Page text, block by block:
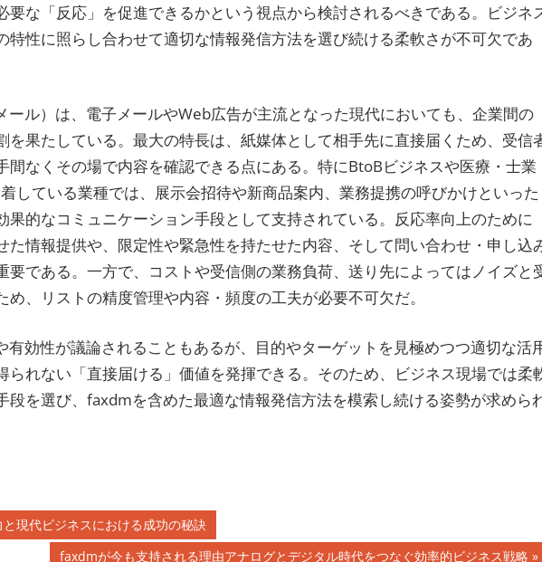
要な「反応」を促進できるかという視点から検討されるべきである。ビジネ
特性に照らし合わせて適切な情報発信方法を選び続ける柔軟さが不可欠であ
ル）は、電子メールやWeb広告が主流となった現代においても、企業間の
を果たしている。最大の特長は、紙媒体として相手先に直接届くため、受信
間なくその場で内容を確認できる点にある。特にBtoBビジネスや医療・士業
している業種では、展示会招待や新商品案内、業務提携の呼びかけといった
果的なコミュニケーション手段として支持されている。反応率向上のために
た情報提供や、限定性や緊急性を持たせた内容、そして問い合わせ・申し込
要である。一方で、コストや受信側の業務負荷、送り先によってはノイズと
、リストの精度管理や内容・頻度の工夫が必要不可欠だ。
効性が議論されることもあるが、目的やターゲットを見極めつつ適切な活
られない「直接届ける」価値を発揮できる。そのため、ビジネス現場では柔
段を選び、faxdmを含めた最適な情報発信方法を模索し続ける姿勢が求めら
現代ビジネスにおける成功の秘訣
次
faxdmが今も支持される理由アナログとデジタル時代をつなぐ効率的ビジネス戦略